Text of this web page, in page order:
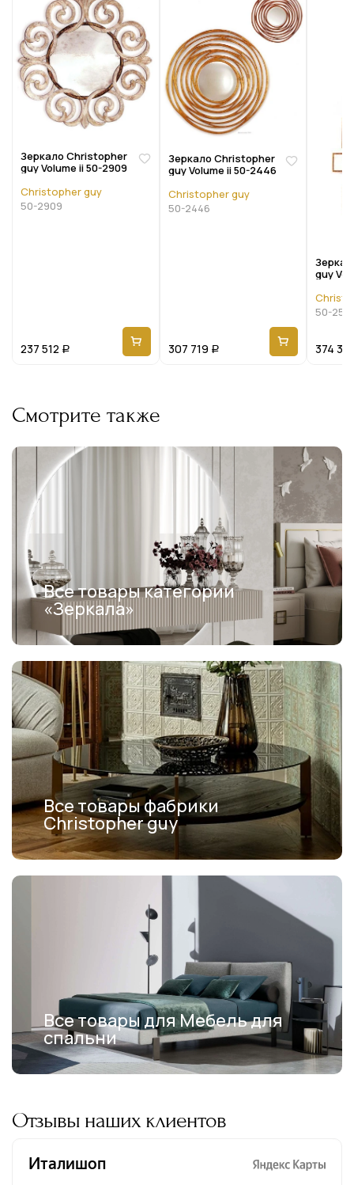
Зеркало Christopher
guy Volume ii 50-2909
Christopher guy
50-2909
237 512 Р
Зеркало Christopher
guy Volume ii 50-2446
Christopher guy
50-2446
307 719 Р
guy
50-
374
Смотрите также
Все товары категории
«Зеркала»
Все товары фабрики
Christopher guy
Все товары для Мебель для
спальни
Отзывы наших клиентов